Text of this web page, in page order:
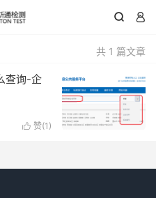
 
共 1 篇文章
查询-企
 赞(1 )